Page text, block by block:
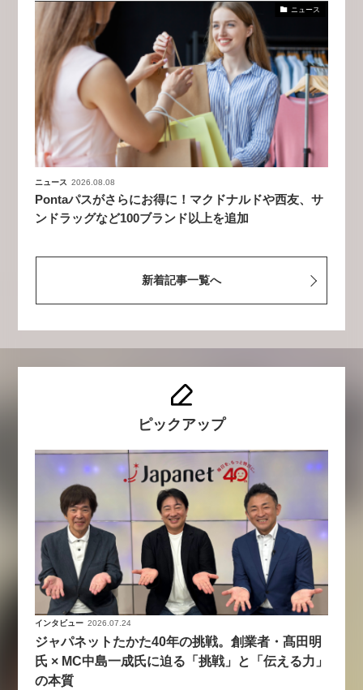
ニュース
ニュース 2026.08.08
Pontaパスがさらにお得に！マクドナルドや西友、サ
ンドラッグなど100ブランド以上を追加
新着記事一覧へ
ピックアップ
インタビュー 2026.07.24
ジャパネットたかた40年の挑戦。創業者・髙田明
氏 × MC中島一成氏に迫る「挑戦」と「伝える力」
の本質